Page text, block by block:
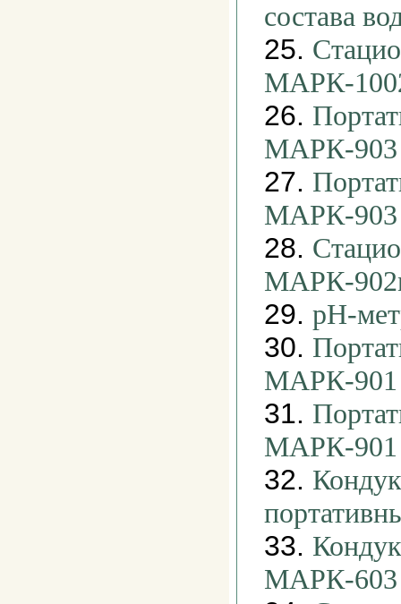
состава
25.
МАРК-
26.
МАРК-903
27.
МАРК-903
28.
МАРК-
29. pH-
30.
МАРК-901
31.
МАРК-901
32.
33.
МАРК-603